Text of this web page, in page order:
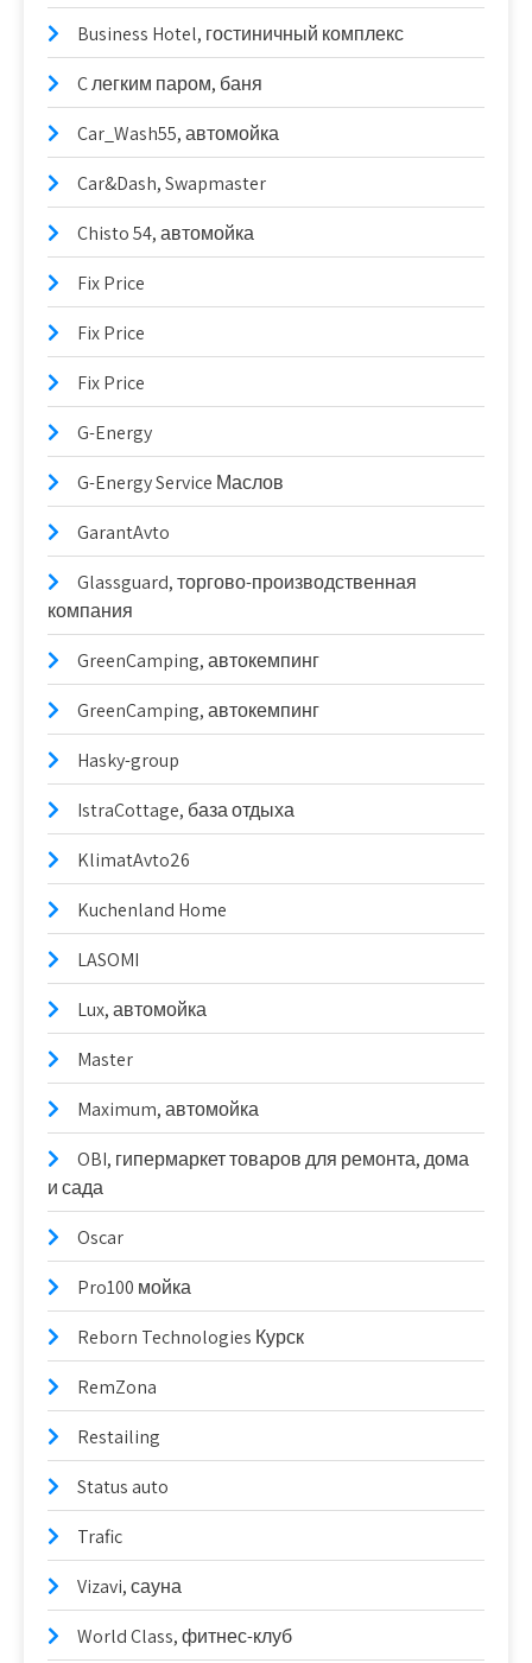
Business Hotel, гостиничный комплекс
C легким паром, баня
Car_Wash55, автомойка
Car&Dash, Swapmaster
Chisto 54, автомойка
Fix Price
Fix Price
Fix Price
G-Energy
G-Energy Service Маслов
GarantAvto
Glassguard, торгово-производственная
компания
GreenCamping, автокемпинг
GreenCamping, автокемпинг
Hasky-group
IstraCottage, база отдыха
KlimatAvto26
Kuchenland Home
LASOMI
Lux, автомойка
Master
Maximum, автомойка
OBI, гипермаркет товаров для ремонта, дома
и сада
Oscar
Pro100 мойка
Reborn Technologies Курск
RemZona
Restailing
Status auto
Trafic
Vizavi, сауна
World Class, фитнес-клуб